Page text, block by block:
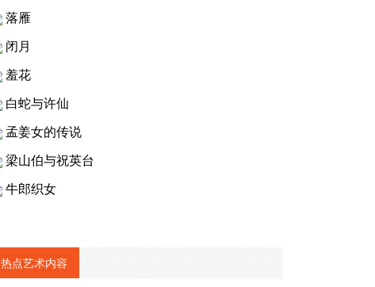
落雁
闭月
羞花
白蛇与许仙
孟姜女的传说
梁山伯与祝英台
牛郎织女
热点艺术内容